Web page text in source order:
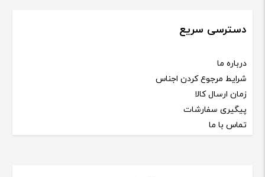
دسترسی سریع
درباره ما
شرایط مرجوع کردن اجناس
زمان ارسال کالا
پیگیری سفارشات
تماس با ما